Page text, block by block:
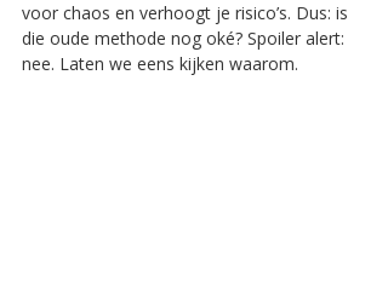
voor chaos en verhoogt je risico’s. Dus: is
die oude methode nog oké? Spoiler alert:
nee. Laten we eens kijken waarom.